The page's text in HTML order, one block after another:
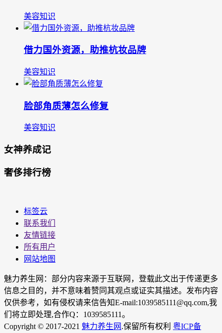
美容知识
借力国外资源，助推杭妆品牌
美容知识
脸部角质薄怎么修复
美容知识
女神养成记
奢侈排行榜
标签云
联系我们
友情链接
所有用户
网站地图
魅力养生网：部分内容来源于互联网，登载此文出于传递更多
信息之目的，并不意味着赞同其观点或证实其描述。发布内容
仅供参考，如有侵权请来信告知E-mail:1039585111@qq.com,我
们将立即处理,合作Q：1039585111。
Copyright © 2017-2021 魅力养生网 .保留所有权利 粤ICP备